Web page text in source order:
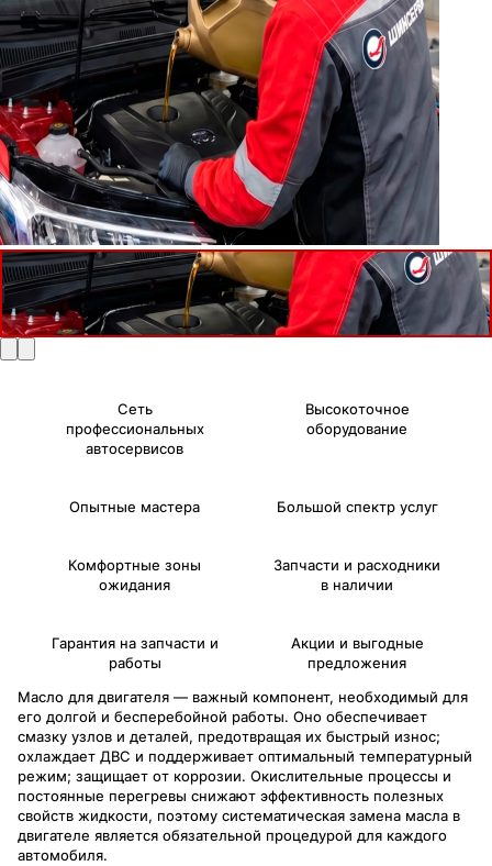
Сеть
профессиональных
автосервисов
Высокоточное
оборудование
Опытные мастера Большой спектр услуг
Комфортные зоны
ожидания
Запчасти и расходники
в наличии
Гарантия на запчасти и
работы
Акции и выгодные
предложения
Масло для двигателя — важный компонент, необходимый для
его долгой и бесперебойной работы. Оно обеспечивает
смазку узлов и деталей, предотвращая их быстрый износ;
охлаждает ДВС и поддерживает оптимальный температурный
режим; защищает от коррозии. Окислительные процессы и
постоянные перегревы снижают эффективность полезных
свойств жидкости, поэтому систематическая замена масла в
двигателе является обязательной процедурой для каждого
автомобиля.